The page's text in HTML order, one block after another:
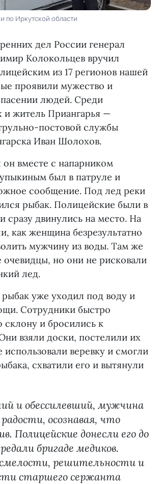
по Иркутской области
дел России генерал
Колокольцев вручил
из 17 регионов нашей
проявили мужество и
людей. Среди
и житель Приангарья —
постовой службы
Иван Шолохов.
он вместе с напарником
был в патруле и
сообщение. Под лед реки
рыбак. Полицейские были в
сразу двинулись на место. На
как женщина безрезультатно
мужчину из воды. Там же
очевидцы, но они не рисковали
лед.
уже уходил под воду и
Сотрудники быстро
склону и бросились к
взяли доски, постелили их
использовали веревку и смогли
схватили его и вытянули
и обессилевший, мужчина
осознавая, что
Полицейские донесли его до
бригаде медиков.
смелости, решительности и
старшего сержанта